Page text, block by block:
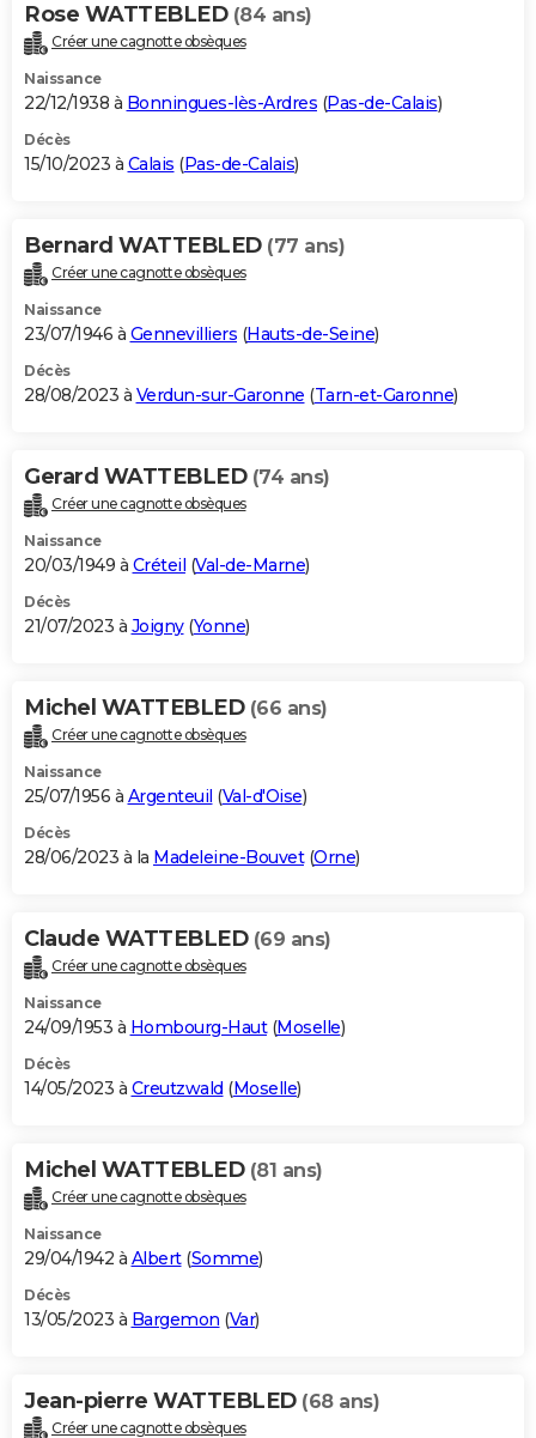
Rose WATTEBLED (84 ans)
Créer une cagnotte obsèques
Naissance
22/12/1938 à Bonningues-lès-Ardres (Pas-de-Calais)
Décès
15/10/2023 à Calais (Pas-de-Calais)
Bernard WATTEBLED (77 ans)
Créer une cagnotte obsèques
Naissance
23/07/1946 à Gennevilliers (Hauts-de-Seine)
Décès
28/08/2023 à Verdun-sur-Garonne (Tarn-et-Garonne)
Gerard WATTEBLED (74 ans)
Créer une cagnotte obsèques
Naissance
20/03/1949 à Créteil (Val-de-Marne)
Décès
21/07/2023 à Joigny(Yonne)
Michel WATTEBLED (66 ans)
Créer une cagnotte obsèques
Naissance
25/07/1956 à Argenteuil (Val-d'Oise)
Décès
28/06/2023 à la Madeleine-Bouvet(Orne)
Claude WATTEBLED (69 ans)
Créer une cagnotte obsèques
Naissance
24/09/1953 à Hombourg-Haut(Moselle)
Décès
14/05/2023 à Creutzwald (Moselle)
Michel WATTEBLED (81 ans)
Créer une cagnotte obsèques
Naissance
29/04/1942 à Albert(Somme)
Décès
13/05/2023 à Bargemon (Var)
Jean-pierre WATTEBLED (68 ans)
Créer une cagnotte obsèques